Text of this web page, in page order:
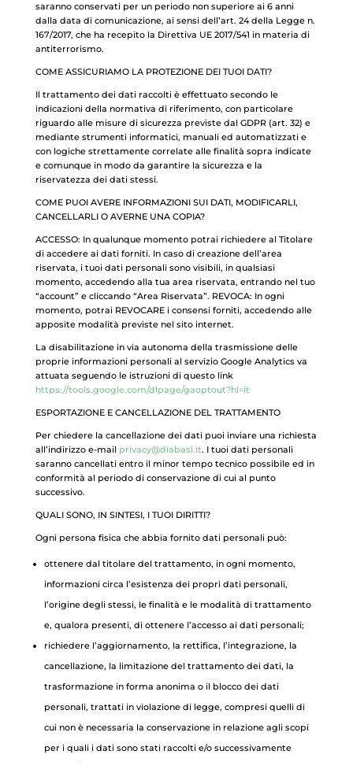
saranno conservati per un periodo non superiore ai 6 anni
dalla data di comunicazione, ai sensi dell’art. 24 della Legge n.
167/2017, che ha recepito la Direttiva UE 2017/541 in materia di
antiterrorismo.
COME ASSICURIAMO LA PROTEZIONE DEI TUOI DATI?
Il trattamento dei dati raccolti è effettuato secondo le
indicazioni della normativa di riferimento, con particolare
riguardo alle misure di sicurezza previste dal GDPR (art. 32) e
mediante strumenti informatici, manuali ed automatizzati e
con logiche strettamente correlate alle finalità sopra indicate
e comunque in modo da garantire la sicurezza e la
riservatezza dei dati stessi.
COME PUOI AVERE INFORMAZIONI SUI DATI, MODIFICARLI,
CANCELLARLI O AVERNE UNA COPIA?
ACCESSO: In qualunque momento potrai richiedere al Titolare
di accedere ai dati forniti. In caso di creazione dell’area
riservata, i tuoi dati personali sono visibili, in qualsiasi
momento, accedendo alla tua area riservata, entrando nel tuo
“account” e cliccando “Area Riservata”. REVOCA: In ogni
momento, potrai REVOCARE i consensi forniti, accedendo alle
apposite modalità previste nel sito internet.
La disabilitazione in via autonoma della trasmissione delle
proprie informazioni personali al servizio Google Analytics va
attuata seguendo le istruzioni di questo link
https://tools.google.com/dlpage/gaoptout?hl=it
ESPORTAZIONE E CANCELLAZIONE DEL TRATTAMENTO
Per chiedere la cancellazione dei dati puoi inviare una richiesta
all’indirizzo e-mail privacy@diabasi.it. I tuoi dati personali
saranno cancellati entro il minor tempo tecnico possibile ed in
conformità al periodo di conservazione di cui al punto
successivo.
QUALI SONO, IN SINTESI, I TUOI DIRITTI?
Ogni persona fisica che abbia fornito dati personali può:
ottenere dal titolare del trattamento, in ogni momento,
informazioni circa l’esistenza dei propri dati personali,
l’origine degli stessi, le finalità e le modalità di trattamento
e, qualora presenti, di ottenere l’accesso ai dati personali;
richiedere l’aggiornamento, la rettifica, l’integrazione, la
cancellazione, la limitazione del trattamento dei dati, la
trasformazione in forma anonima o il blocco dei dati
personali, trattati in violazione di legge, compresi quelli di
cui non è necessaria la conservazione in relazione agli scopi
per i quali i dati sono stati raccolti e/o successivamente